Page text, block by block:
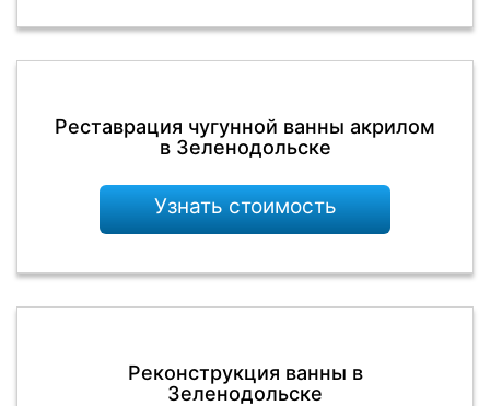
Реставрация чугунной ванны акрилом
в Зеленодольске
Узнать стоимость
Реконструкция ванны в
Зеленодольске